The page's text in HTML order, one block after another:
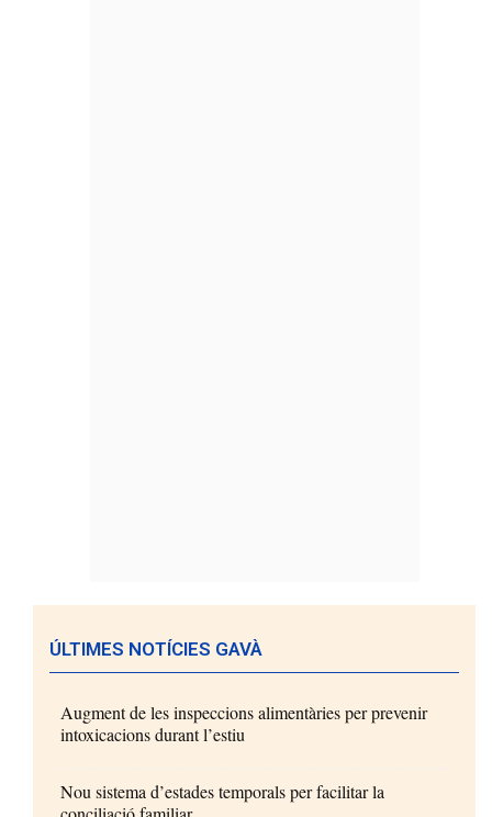
ÚLTIMES NOTÍCIES GAVÀ
Augment de les inspeccions alimentàries per prevenir
intoxicacions durant l’estiu
Nou sistema d’estades temporals per facilitar la